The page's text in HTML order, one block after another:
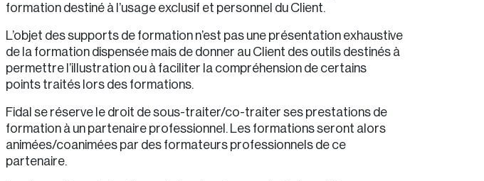
formation destiné à l’usage exclusif et personnel du Client.
L’objet des supports de formation n’est pas une présentation exhaustive
de la formation dispensée mais de donner au Client des outils destinés à
permettre l’illustration ou à faciliter la compréhension de certains
points traités lors des formations.
Fidal se réserve le droit de sous-traiter/co-traiter ses prestations de
formation à un partenaire professionnel. Les formations seront alors
animées/coanimées par des formateurs professionnels de ce
partenaire.